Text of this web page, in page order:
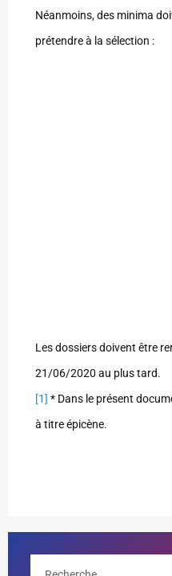
Néanmoins, des minima
prétendre à la sélection :
Les dossiers doivent être
21/06/2020 au plus tard.
[1] * Dans le présent
à titre épicène.